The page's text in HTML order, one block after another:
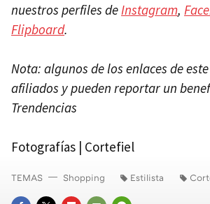
nuestros perfiles de Instagram,
Flipboard.
Nota: algunos de los enlaces de
afiliados y pueden reportar un
Trendencias
Fotografías | Cortefiel
TEMAS Shopping Estilista